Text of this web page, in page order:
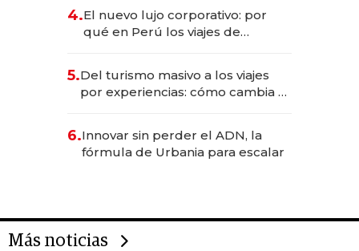
Fénix
4.El nuevo lujo corporativo: por
qué en Perú los viajes de
transformadoras
5.Del turismo masivo a los viajes
por experiencias: cómo cambia el
6.Innovar sin perder el ADN, la
fórmula de Urbania para escalar
Más noticias